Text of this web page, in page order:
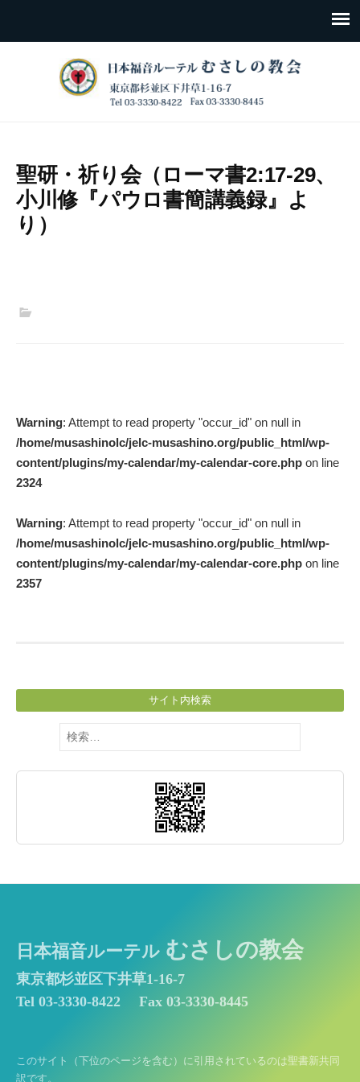
聖研・祈り会（ローマ書2:17-29、
小川修『パウロ書簡講義録』よ
り）
navigation
Warning: Attempt to read property "occur_id" on null in
/home/musashinolc/jelc-musashino.org/public_html/wp-
content/plugins/my-calendar/my-calendar-core.php on line
2324
Warning: Attempt to read property "occur_id" on null in
/home/musashinolc/jelc-musashino.org/public_html/wp-
content/plugins/my-calendar/my-calendar-core.php on line
2357
サイト内検索
検
索:
日本福音ルーテル むさしの教会
東京都杉並区下井草1-16-7
Tel 03-3330-8422
Fax 03-3330-8445
このサイト（下位のページを含む）に引用されているのは聖書新共同
訳です。